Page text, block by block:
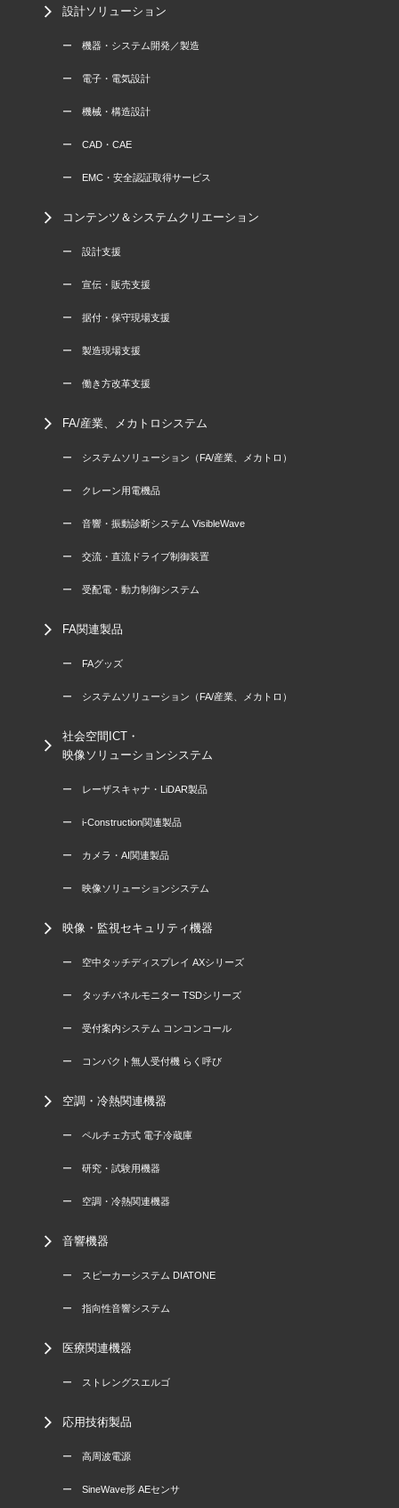
設計ソリューション
ー 機器・システム開発／製造
ー 電子・電気設計
ー 機械・構造設計
ー CAD・CAE
ー EMC・安全認証取得サービス
コンテンツ＆システムクリエーション
ー 設計支援
ー 宣伝・販売支援
ー 据付・保守現場支援
ー 製造現場支援
ー 働き方改革支援
FA/産業、メカトロシステム
ー システムソリューション（FA/産業、メカトロ）
ー クレーン用電機品
ー 音響・振動診断システム VisibleWave
ー 交流・直流ドライブ制御装置
ー 受配電・動力制御システム
FA関連製品
ー FAグッズ
ー システムソリューション（FA/産業、メカトロ）
社会空間ICT・
映像ソリューションシステム
ー レーザスキャナ・LiDAR製品
ー i-Construction関連製品
ー カメラ・AI関連製品
ー 映像ソリューションシステム
映像・監視セキュリティ機器
ー 空中タッチディスプレイ AXシリーズ
ー タッチパネルモニター TSDシリーズ
ー 受付案内システム コンコンコール
ー コンパクト無人受付機 らく呼び
空調・冷熱関連機器
ー ペルチェ方式 電子冷蔵庫
ー 研究・試験用機器
ー 空調・冷熱関連機器
音響機器
ー スピーカーシステム DIATONE
ー 指向性音響システム
医療関連機器
ー ストレングスエルゴ
応用技術製品
ー 高周波電源
ー SineWave形 AEセンサ